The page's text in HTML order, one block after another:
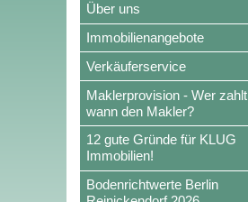
Über uns
Immobilienangebote
Verkäuferservice
Maklerprovision - Wer zahlt
wann den Makler?
12 gute Gründe für KLUG
Immobilien!
Bodenrichtwerte Berlin